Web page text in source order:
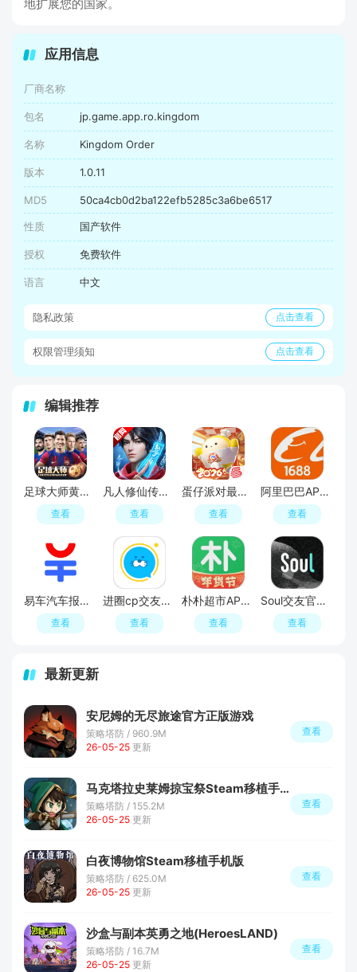
地扩展您的国家。
应用信息
厂商名称
包名 jp.game.app.ro.kingdom
名称 Kingdom Order
版本 1.0.11
MD5 50ca4cb0d2ba122efb5285c3a6be6517
性质 国产软件
授权 免费软件
语言 中文
隐私政策 点击查看
权限管理须知 点击查看
编辑推荐
足球大师黄金一代手游
查看
凡人修仙传人界篇手游2026最新版
查看
蛋仔派对最新版
查看
阿里巴巴APP2026官方版
查看
易车汽车报价APP官方正版
查看
进圈cp交友软件手机版
查看
朴朴超市APP最新版本
查看
Soul交友官方APP最新版
查看
最新更新
安尼姆的无尽旅途官方正版游戏
策略塔防 / 960.9M
26-05-25 更新
查看
马克塔拉史莱姆掠宝祭Steam移植手游
策略塔防 / 155.2M
26-05-25 更新
查看
白夜博物馆Steam移植手机版
策略塔防 / 625.0M
26-05-25 更新
查看
沙盒与副本英勇之地(HeroesLAND)
策略塔防 / 16.7M
26-05-25 更新
查看